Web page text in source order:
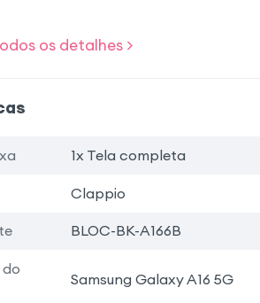
os detalhes >
1x Tela completa
Clappio
BLOC-BK-A166B
Samsung Galaxy A16 5G